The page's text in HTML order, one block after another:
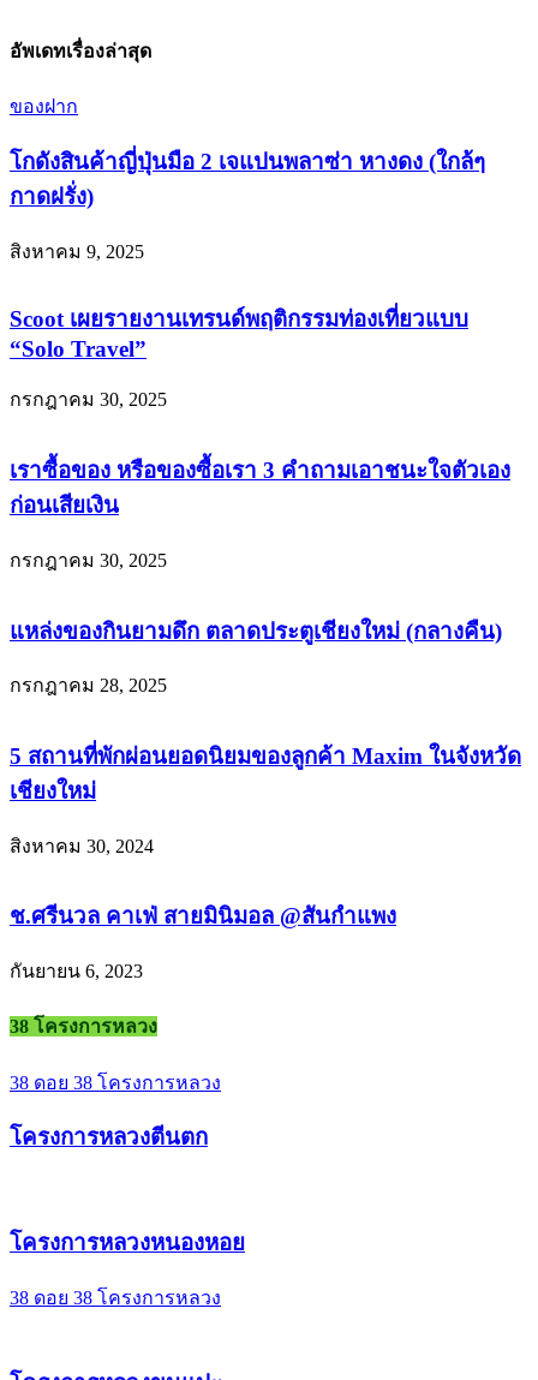
อัพเดทเรื่องล่าสุด
ของฝาก
โกดังสินค้าญี่ปุ่นมือ 2 เจแปนพลาซ่า หางดง (ใกล้ๆ
กาดฝรั่ง)
สิงหาคม 9, 2025
Scoot เผยรายงานเทรนด์พฤติกรรมท่องเที่ยวแบบ
“Solo Travel”
กรกฎาคม 30, 2025
เราซื้อของ หรือของซื้อเรา 3 คำถามเอาชนะใจตัวเอง
ก่อนเสียเงิน
กรกฎาคม 30, 2025
แหล่งของกินยามดึก ตลาดประตูเชียงใหม่ (กลางคืน)
กรกฎาคม 28, 2025
5 สถานที่พักผ่อนยอดนิยมของลูกค้า Maxim ในจังหวัด
เชียงใหม่
สิงหาคม 30, 2024
ช.ศรีนวล คาเฟ่ สายมินิมอล @สันกำแพง
กันยายน 6, 2023
38 โครงการหลวง
38 ดอย 38 โครงการหลวง
โครงการหลวงตีนตก
โครงการหลวงหนองหอย
38 ดอย 38 โครงการหลวง